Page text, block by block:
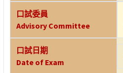
口試委員
Advisory Committee
口試日期
Date of Exam